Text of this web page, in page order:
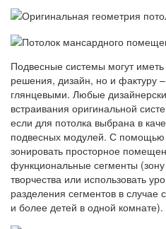
Подвесные системы могут
решения, дизайн, но и фактуру
глянцевыми. Любые
встраивания оригинальной
если для потолка выбрана в
подвесных модулей. С помощью
зонировать просторное
функциональные сегменты
творчества или использовать
разделения сегментов в случае
и более детей в одной комнате).